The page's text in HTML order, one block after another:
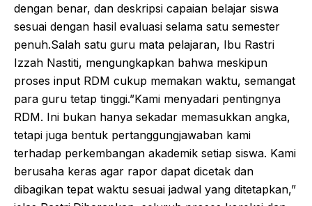
dengan benar, dan deskripsi capaian belajar siswa
sesuai dengan hasil evaluasi selama satu semester
penuh.​Salah satu guru mata pelajaran, Ibu Rastri
Izzah Nastiti, mengungkapkan bahwa meskipun
proses input RDM cukup memakan waktu, semangat
para guru tetap tinggi.​”Kami menyadari pentingnya
RDM. Ini bukan hanya sekadar memasukkan angka,
tetapi juga bentuk pertanggungjawaban kami
terhadap perkembangan akademik setiap siswa. Kami
berusaha keras agar rapor dapat dicetak dan
dibagikan tepat waktu sesuai jadwal yang ditetapkan,”